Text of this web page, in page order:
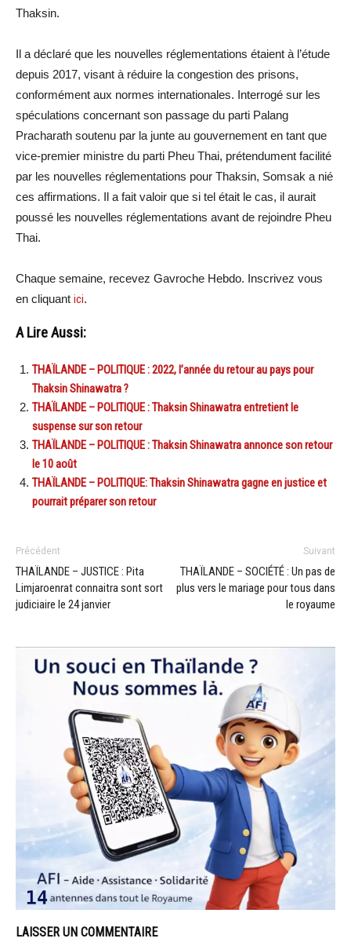
Thaksin.
Il a déclaré que les nouvelles réglementations étaient à l’étude
depuis 2017, visant à réduire la congestion des prisons,
conformément aux normes internationales. Interrogé sur les
spéculations concernant son passage du parti Palang
Pracharath soutenu par la junte au gouvernement en tant que
vice-premier ministre du parti Pheu Thai, prétendument facilité
par les nouvelles réglementations pour Thaksin, Somsak a nié
ces affirmations. Il a fait valoir que si tel était le cas, il aurait
poussé les nouvelles réglementations avant de rejoindre Pheu
Thai.
Chaque semaine, recevez Gavroche Hebdo. Inscrivez vous
en cliquant ici.
A Lire Aussi:
THAÏLANDE – POLITIQUE : 2022, l’année du retour au pays pour
Thaksin Shinawatra ?
THAÏLANDE – POLITIQUE : Thaksin Shinawatra entretient le
suspense sur son retour
THAÏLANDE – POLITIQUE : Thaksin Shinawatra annonce son retour
le 10 août
THAÏLANDE – POLITIQUE: Thaksin Shinawatra gagne en justice et
pourrait préparer son retour
Précédent
THAÏLANDE – JUSTICE : Pita
Limjaroenrat connaitra sont sort
judiciaire le 24 janvier
Suivant
THAÏLANDE – SOCIÉTÉ : Un pas de
plus vers le mariage pour tous dans
le royaume
LAISSER UN COMMENTAIRE